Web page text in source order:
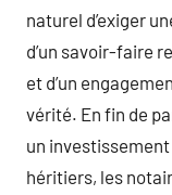
naturel d’exiger
d’un savoir-faire
et d’un
vérité. En fin de
un
héritiers, les